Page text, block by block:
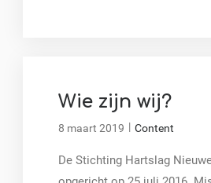
Wie zijn wij?
8 maart 2019 | Content
De Stichting Hartslag